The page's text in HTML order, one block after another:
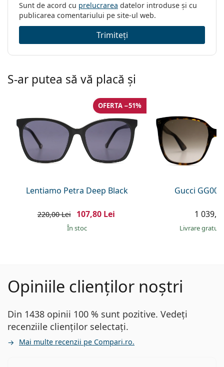
Sunt de acord cu prelucrarea datelor introduse și cu
publicarea comentariului pe site-ul web.
Trimiteți
S-ar putea să vă placă și
Lentiamo Petra Deep Black
OFERTA −51%
220,00 Lei 107,80 Lei
În stoc
Gucci
1
Livrare
Opiniile clienților noștri
Din 1438 opinii 100 % sunt pozitive. Vedeți
recenziile clienților selectați.
Mai multe recenzii pe Compari.ro.